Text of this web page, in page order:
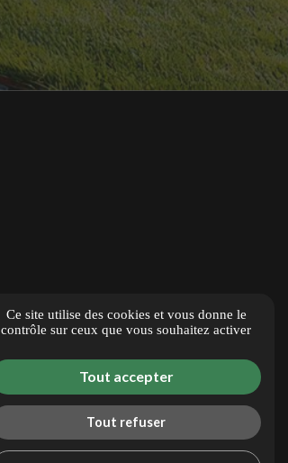
Ce site utilise des cookies et vous donne le
contrôle sur ceux que vous souhaitez activer
Tout accepter
Tout refuser